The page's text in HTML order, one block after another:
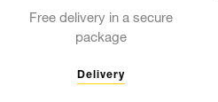
Free delivery in a secure
package
Delivery